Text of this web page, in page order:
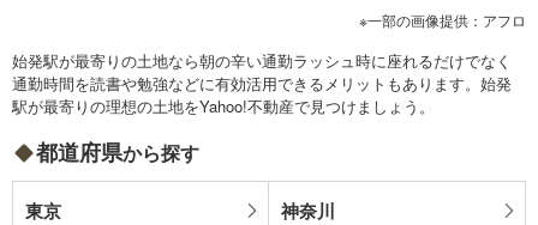
一部の画像提供：アフロ
始発駅が最寄りの土地なら朝の辛い通勤ラッシュ時に座れるだけでなく
通勤時間を読書や勉強などに有効活用できるメリットもあります。始発
駅が最寄りの理想の土地をYahoo!不動産で見つけましょう。
都道府県から探す
東京 神奈川